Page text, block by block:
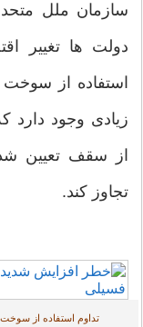
سازمان ملل
دولت ها تغییر
استفاده از
از سقف تعیین
تجاوز کند.
تداوم استفاده از